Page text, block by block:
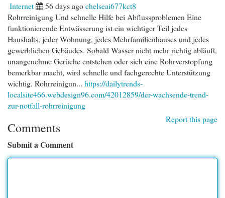
Internet 56 days agochelseai677kct8
Rohrreinigung Und schnelle Hilfe bei Abflussproblemen Eine
funktionierende Entwässerung ist ein wichtiger Teil jedes
Haushalts, jeder Wohnung, jedes Mehrfamilienhauses und jedes
gewerblichen Gebäudes. Sobald Wasser nicht mehr richtig abläuft,
unangenehme Gerüche entstehen oder sich eine Rohrverstopfung
bemerkbar macht, wird schnelle und fachgerechte Unterstützung
wichtig. Rohrreinigun... https://dailytrends-
localsite466.webdesign96.com/42012859/der-wachsende-trend-
zur-notfall-rohrreinigung
Report this page
Comments
Submit a Comment